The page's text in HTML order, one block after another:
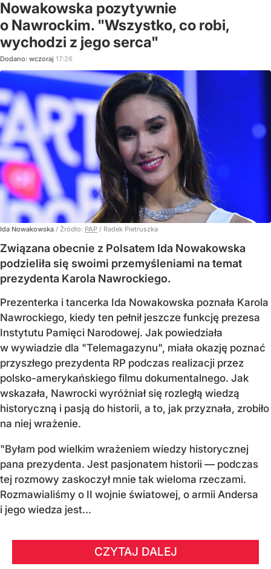
Nowakowska pozytywnie
o Nawrockim. "Wszystko, co robi,
wychodzi z jego serca"
Dodano: wczoraj 17:26
Ida Nowakowska / Źródło: PAP / Radek Pietruszka
Związana obecnie z Polsatem Ida Nowakowska
podzieliła się swoimi przemyśleniami na temat
prezydenta Karola Nawrockiego.
Prezenterka i tancerka Ida Nowakowska poznała Karola
Nawrockiego, kiedy ten pełnił jeszcze funkcję prezesa
Instytutu Pamięci Narodowej. Jak powiedziała
w wywiadzie dla "Telemagazynu", miała okazję poznać
przyszłego prezydenta RP podczas realizacji przez
polsko-amerykańskiego filmu dokumentalnego. Jak
wskazała, Nawrocki wyróżniał się rozległą wiedzą
historyczną i pasją do historii, a to, jak przyznała, zrobiło
na niej wrażenie.
"Byłam pod wielkim wrażeniem wiedzy historycznej
pana prezydenta. Jest pasjonatem historii — podczas
tej rozmowy zaskoczył mnie tak wieloma rzeczami.
Rozmawialiśmy o II wojnie światowej, o armii Andersa
i jego wiedza jest...
CZYTAJ DALEJ